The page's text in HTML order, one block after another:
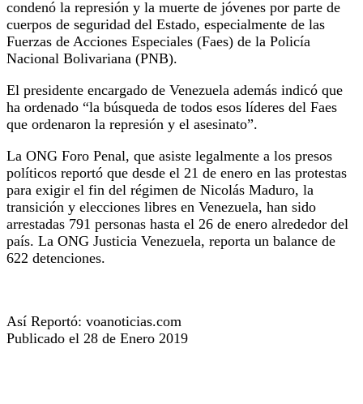
condenó la represión y la muerte de jóvenes por parte de
cuerpos de seguridad del Estado, especialmente de las
Fuerzas de Acciones Especiales (Faes) de la Policía
Nacional Bolivariana (PNB).
El presidente encargado de Venezuela además indicó que
ha ordenado “la búsqueda de todos esos líderes del Faes
que ordenaron la represión y el asesinato”.
La ONG Foro Penal, que asiste legalmente a los presos
políticos reportó que desde el 21 de enero en las protestas
para exigir el fin del régimen de Nicolás Maduro, la
transición y elecciones libres en Venezuela, han sido
arrestadas 791 personas hasta el 26 de enero alrededor del
país. La ONG Justicia Venezuela, reporta un balance de
622 detenciones. ​
Así Reportó: voanoticias.com
Publicado el 28 de Enero 2019